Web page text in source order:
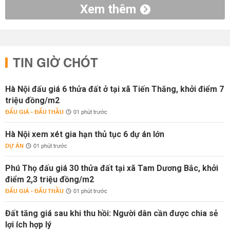
Xem thêm
TIN GIỜ CHÓT
Hà Nội đấu giá 6 thửa đất ở tại xã Tiến Thắng, khởi điểm 7
triệu đồng/m2
ĐẤU GIÁ - ĐẤU THẦU 01 phút trước
Hà Nội xem xét gia hạn thủ tục 6 dự án lớn
DỰ ÁN 01 phút trước
Phú Thọ đấu giá 30 thửa đất tại xã Tam Dương Bắc, khởi
điểm 2,3 triệu đồng/m2
ĐẤU GIÁ - ĐẤU THẦU 01 phút trước
Đất tăng giá sau khi thu hồi: Người dân cần được chia sẻ
lợi ích hợp lý